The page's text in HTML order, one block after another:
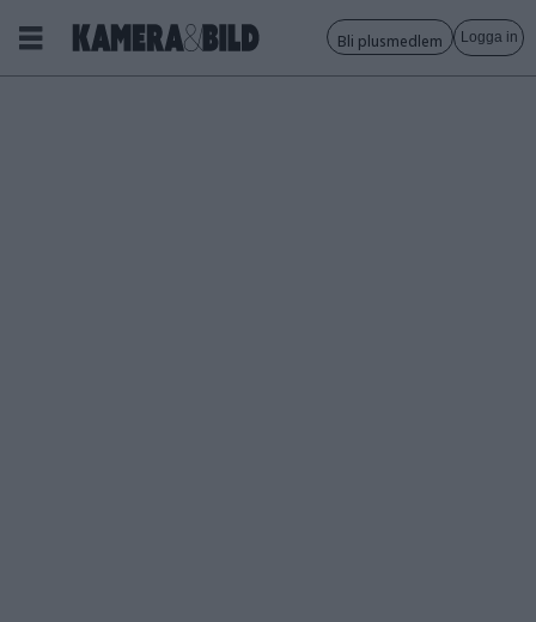
Bli plusmedlem Logga in